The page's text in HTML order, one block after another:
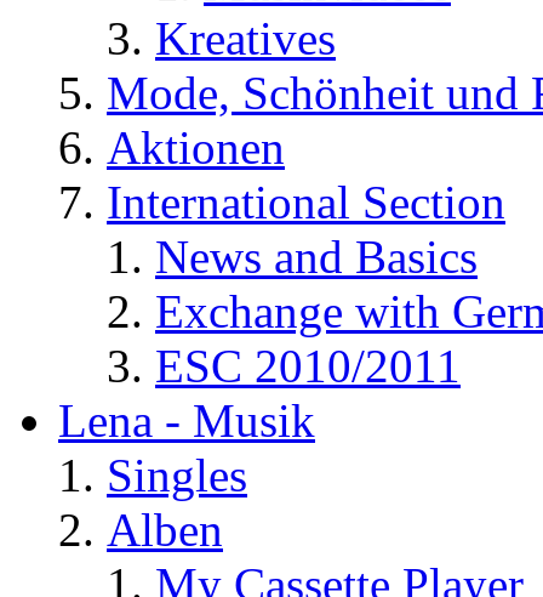
Kreatives
Mode, Schönheit und
Aktionen
International Section
News and Basics
Exchange with
ESC 2010/2011
Lena - Musik
Singles
Alben
My Cassette Player